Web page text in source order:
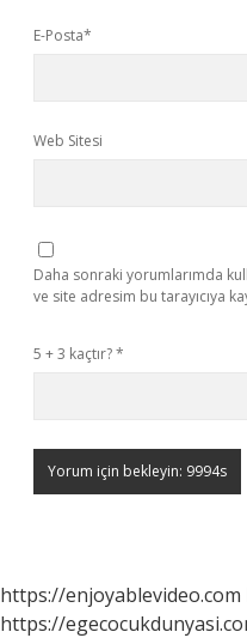
E-Posta*
Web Sitesi
Daha sonraki yorumlarımda
ve site adresim bu tarayıcıya
5 + 3 kaçtır?*
https://enjoyablevideo.com
https://